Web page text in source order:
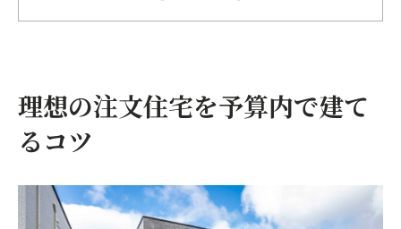
注文住宅でありがちな無駄な費用を省く方
福岡県古賀市で注文住宅のコスト削減術
注文住宅で賢く土地選びを進めるポイント
注文住宅で施工会社選びに失敗しない方法
理想の注文住宅を予算内で建て
るコツ